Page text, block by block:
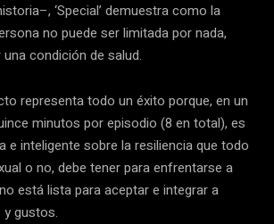
‘Special’ demuestra como la
no puede ser limitada por nada,
condición de salud.
representa todo un éxito porque, en un
minutos por episodio (8 en total), es
e inteligente sobre la resiliencia que todo
o no, debe tener para enfrentarse a
está lista para aceptar e integrar a
gustos.